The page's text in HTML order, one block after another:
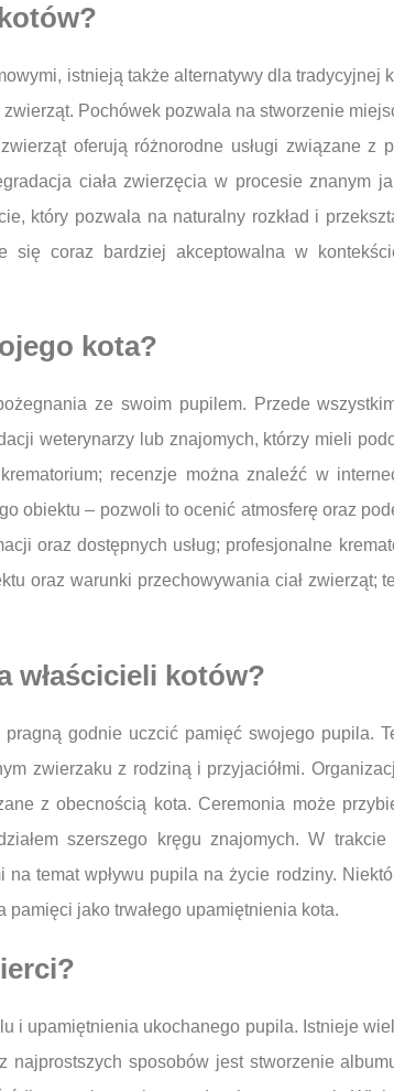
istnieją także alternatywy dla tradycyjnej
Pochówek pozwala na stworzenie
oferują różnorodne usługi związane z
ciała zwierzęcia w procesie znanym
który pozwala na naturalny rozkład i
coraz bardziej akceptowalna w
kota?
ze swoim pupilem. Przede
weterynarzy lub znajomych, którzy mieli
recenzje można znaleźć w
obiektu – pozwoli to ocenić atmosferę oraz
oraz dostępnych usług; profesjonalne
oraz warunki przechowywania ciał zwierząt;
właścicieli kotów?
godnie uczcić pamięć swojego pupila.
zwierzaku z rodziną i przyjaciółmi.
z obecnością kota. Ceremonia może
szerszego kręgu znajomych. W
temat wpływu pupila na życie rodziny.
jako trwałego upamiętnienia kota.
i upamiętnienia ukochanego pupila. Istnieje
sposobów jest stworzenie